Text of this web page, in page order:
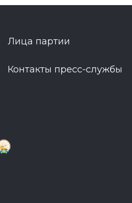
Лица партии
Контакты пресс-службы